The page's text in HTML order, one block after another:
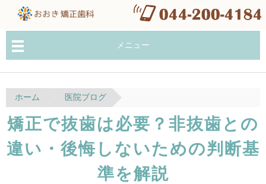
メニュー
ホーム 医院ブログ
矯正で抜歯は必要？非抜歯との
違い・後悔しないための判断基
準を解説